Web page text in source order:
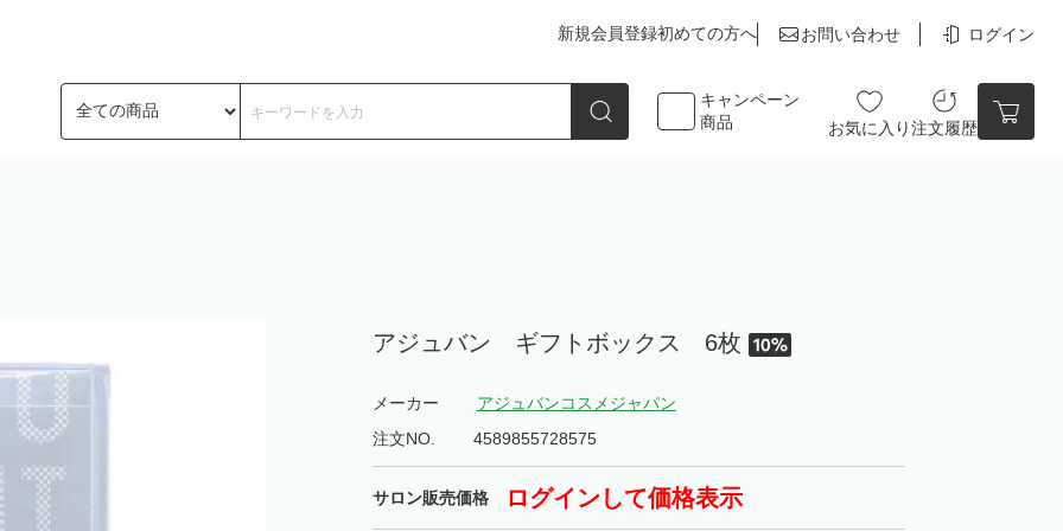
新規会員登録初めての方へ お問い合わせ ログイン
キャンペーン
商品
お気に入り注文履歴
アジュバン ギフトボックス 6枚
メーカー
アジュバンコスメジャパン
注文NO.
4589855728575
サロン販売価格 ログインして価格表示